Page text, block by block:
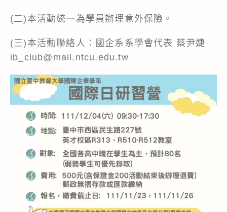
(二)本活動統一為學員辦理意外保險。
(三)本活動聯絡人：國企系系學會代表 蔡尹婕
ib_club@mail.ntcu.edu.tw